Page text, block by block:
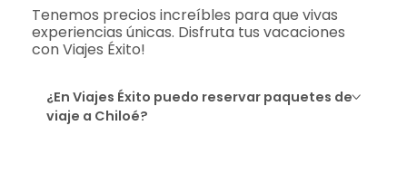
Tenemos precios increíbles para que vivas
experiencias únicas. Disfruta tus vacaciones
con Viajes Éxito!
¿En Viajes Éxito puedo reservar paquetes de
viaje a Chiloé?